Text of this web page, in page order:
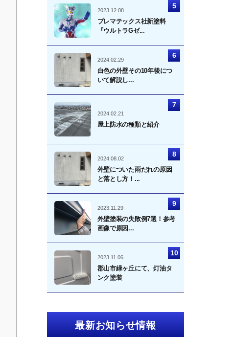
2023.12.08
プレマテックス社新塗料
『ウルトラGゼ...
2024.02.29
白色の外壁その10年後につ
いて解説し...
2024.02.21
屋上防水の種類と紹介
2024.08.02
外壁についた雨だれの原因
と落とし方！...
2023.11.29
外壁塗装の失敗例7選！参考
画像で原因...
2023.11.06
郡山市緑ヶ丘にて、灯油タ
ンク塗装
最新お知らせ情報